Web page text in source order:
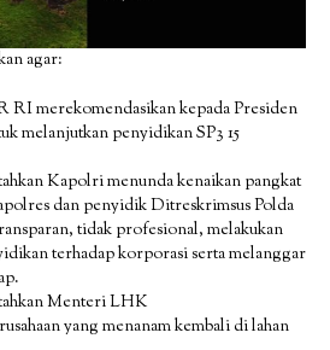
agar:
RI merekomendasikan kepada Presiden
melanjutkan penyidikan SP3 15
Kapolri menunda kenaikan pangkat
dan penyidik Ditreskrimsus Polda
tidak profesional, melakukan
terhadap korporasi serta melanggar
Menteri LHK
yang menanam kembali di lahan